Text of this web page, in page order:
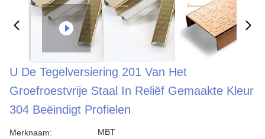
U De Tegelversiering 201 Van Het
Groefroestvrije Staal In Reliëf Gemaakte Kleur
304 Beëindigt Profielen
Merknaam: MBT